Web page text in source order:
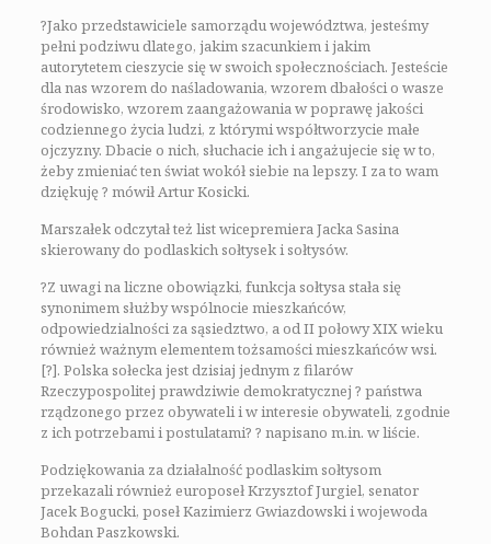
?Jako przedstawiciele samorządu województwa, jesteśmy
pełni podziwu dlatego, jakim szacunkiem i jakim
autorytetem cieszycie się w swoich społecznościach. Jesteście
dla nas wzorem do naśladowania, wzorem dbałości o wasze
środowisko, wzorem zaangażowania w poprawę jakości
codziennego życia ludzi, z którymi współtworzycie małe
ojczyzny. Dbacie o nich, słuchacie ich i angażujecie się w to,
żeby zmieniać ten świat wokół siebie na lepszy. I za to wam
dziękuję ? mówił Artur Kosicki.
Marszałek odczytał też list wicepremiera Jacka Sasina
skierowany do podlaskich sołtysek i sołtysów.
?Z uwagi na liczne obowiązki, funkcja sołtysa stała się
synonimem służby wspólnocie mieszkańców,
odpowiedzialności za sąsiedztwo, a od II połowy XIX wieku
również ważnym elementem tożsamości mieszkańców wsi.
[?]. Polska sołecka jest dzisiaj jednym z filarów
Rzeczypospolitej prawdziwie demokratycznej ? państwa
rządzonego przez obywateli i w interesie obywateli, zgodnie
z ich potrzebami i postulatami? ? napisano m.in. w liście.
Podziękowania za działalność podlaskim sołtysom
przekazali również europoseł Krzysztof Jurgiel, senator
Jacek Bogucki, poseł Kazimierz Gwiazdowski i wojewoda
Bohdan Paszkowski.